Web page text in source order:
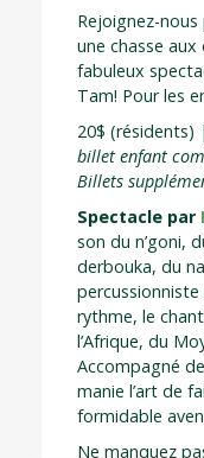
Rejoignez-
une chasse
fabuleux
Tam! Pour les
20$ (résidents)
billet enfant
Billets
Spectacle par
son du n’goni,
derbouka, du
rythme, le
l’Afrique, du
Accompagné
manie l’art de
formidable
Ne manquez